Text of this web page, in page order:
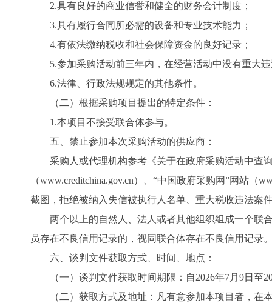
2.具有良好的商业信誉和健全的财务会计制度；
3.具有履行合同所必需的设备和专业技术能力；
4.有依法缴纳税收和社会保障资金的良好记录；
5.参加采购活动前三年内，在经营活动中没有重大
6.法律、行政法规规定的其他条件。
（二）根据采购项目提出的特定条件：
1.本项目不接受联合体参与。
五、禁止参加本次采购活动的供应商：
采购人或代理机构参考《关于在政府采购活动中查
（www.creditchina.gov.cn）、“中国政府采购网”网站
截图，拒绝被纳入失信被执行人名单、重大税收违法案
两个以上的自然人、法人或者其他组织组成一个联
员存在不良信用记录的，视同联合体存在不良信用记录
六、谈判文件获取方式、时间、地点：
（一）谈判文件获取时间期限：自2026年7月9日至
（二）获取方式及地址：凡有意参加本项目者，在